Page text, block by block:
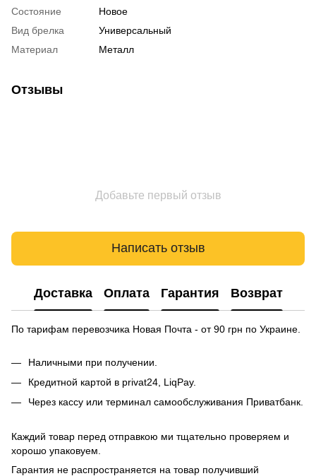
Состояние
Новое
Вид брелка
Универсальный
Материал
Металл
Отзывы
Добавьте первый отзыв
Написать отзыв
Доставка Оплата Гарантия Возврат
По тарифам перевозчика Новая Почта - от 90 грн по Украине.
Наличными при получении.
Кредитной картой в privat24, LiqPay.
Через кассу или терминал самообслуживания Приватбанк.
Каждий товар перед отправкою ми тщательно проверяем и
хорошо упаковуем.
Гарантия не распространяется на товар получивший